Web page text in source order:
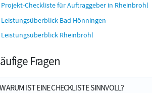
Projekt-Checkliste für Auftraggeber in Rheinbrohl
Leistungsüberblick Bad Hönningen
Leistungsüberblick Rheinbrohl
Fragen
WARUM IST EINE CHECKLISTE SINNVOLL?